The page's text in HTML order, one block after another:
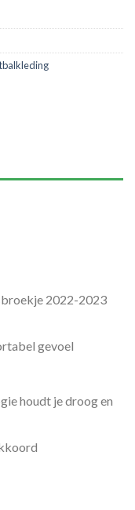
2022-2023
gevoel
houdt je droog en